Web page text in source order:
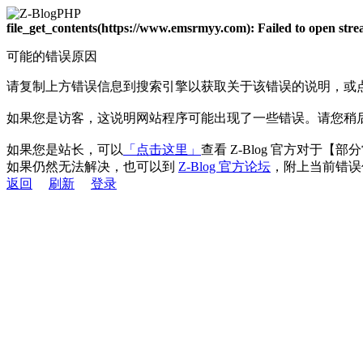
file_get_contents(https://www.emsrmyy.com): Failed to open
可能的错误原因
请复制上方错误信息到搜索引擎以获取关于该错误的说明，或
如果您是访客，这说明网站程序可能出现了一些错误。请您稍
如果您是站长，可以 「点击这里」 查看 Z-Blog 官方对于【部
如果仍然无法解决，也可以到 Z-Blog 官方论坛 ，附上当前错
返回
刷新 登录